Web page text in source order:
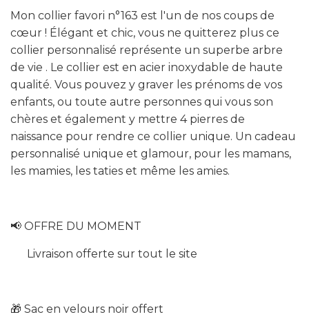
Mon collier favori n°163 est l'un de nos coups de
cœur ! Élégant et chic, vous ne quitterez plus ce
collier personnalisé représente un superbe arbre
de vie . Le collier est en acier inoxydable de haute
qualité. Vous pouvez y graver les prénoms de vos
enfants, ou toute autre personnes qui vous son
chères et également y mettre 4 pierres de
naissance pour rendre ce collier unique. Un cadeau
personnalisé unique et glamour, pour les mamans,
les mamies, les taties et même les amies.
📢 OFFRE DU MOMENT
Livraison offerte sur tout le site
🎁 Sac en velours noir offert